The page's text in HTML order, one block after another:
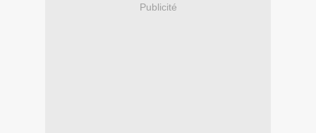
Publicité